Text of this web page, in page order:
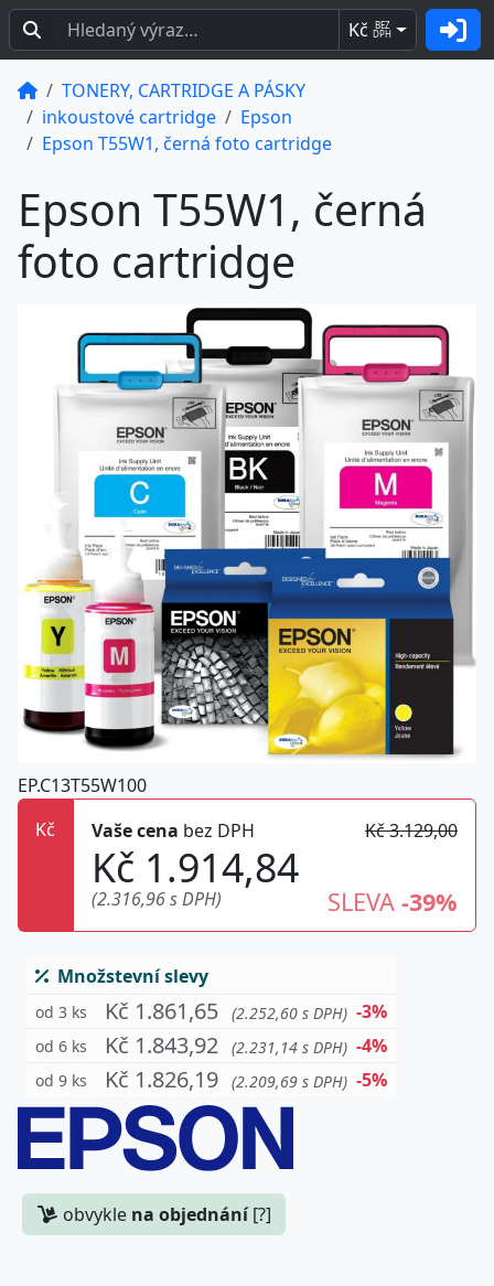
Kč BEZ
DPH
TONERY, CARTRIDGE A PÁSKY
inkoustové cartridge
Epson
Epson T55W1, černá foto cartridge
Epson T55W1, černá
foto cartridge
EP.C13T55W100
Kč
Vaše cena bez DPH Kč 3.129,00
Kč 1.914,84
(2.316,96 s DPH) SLEVA -39%
Množstevní slevy
od 3 ks Kč 1.861,65 (2.252,60 s DPH) -3%
od 6 ks Kč 1.843,92 (2.231,14 s DPH) -4%
od 9 ks Kč 1.826,19 (2.209,69 s DPH) -5%
obvykle na objednání[?]